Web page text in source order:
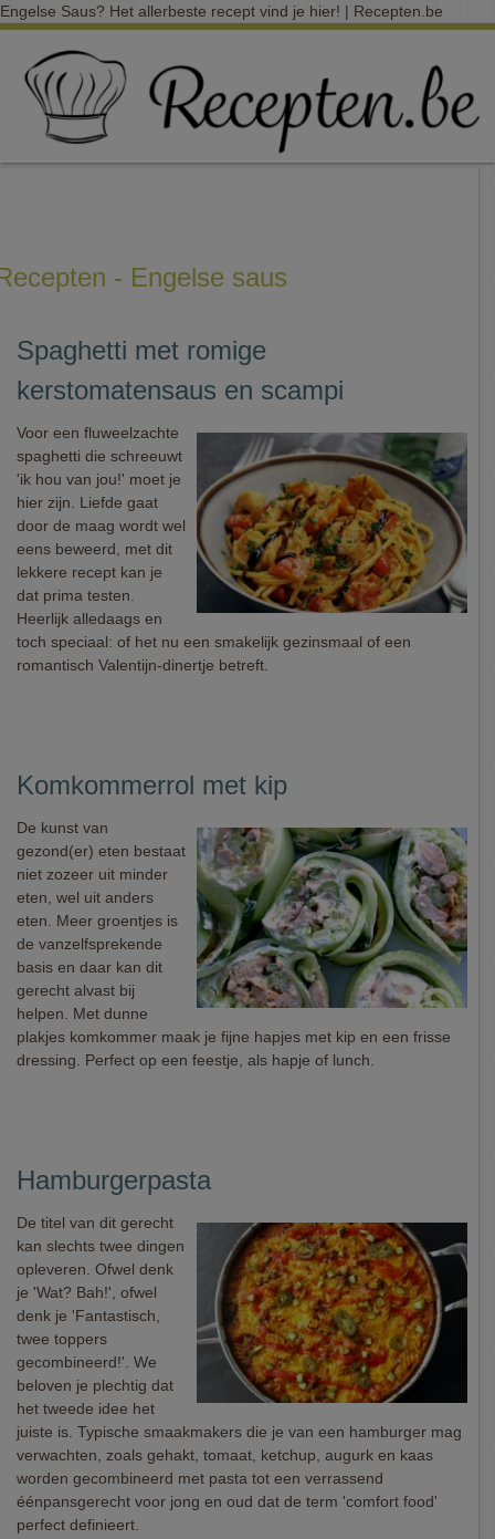
Engelse Saus? Het allerbeste recept vind je hier! | Recepten.be
- Engelse saus
Spaghetti met romige
kerstomatensaus en scampi
Voor een fluweelzachte
spaghetti die schreeuwt
'ik hou van jou!' moet je
hier zijn. Liefde gaat
door de maag wordt wel
eens beweerd, met dit
lekkere recept kan je
dat prima testen.
Heerlijk alledaags en
toch speciaal: of het nu een smakelijk gezinsmaal of een
romantisch Valentijn-dinertje betreft.
Komkommerrol met kip
De kunst van
gezond(er) eten bestaat
niet zozeer uit minder
eten, wel uit anders
eten. Meer groentjes is
de vanzelfsprekende
basis en daar kan dit
gerecht alvast bij
helpen. Met dunne
plakjes komkommer maak je fijne hapjes met kip en een frisse
dressing. Perfect op een feestje, als hapje of lunch.
Hamburgerpasta
De titel van dit gerecht
kan slechts twee dingen
opleveren. Ofwel denk
je 'Wat? Bah!', ofwel
denk je 'Fantastisch,
twee toppers
gecombineerd!'. We
beloven je plechtig dat
het tweede idee het
juiste is. Typische smaakmakers die je van een hamburger mag
verwachten, zoals gehakt, tomaat, ketchup, augurk en kaas
worden gecombineerd met pasta tot een verrassend
éénpansgerecht voor jong en oud dat de term 'comfort food'
perfect definieert.